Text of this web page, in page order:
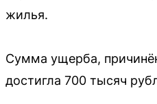
жилья.
Сумма ущерба,
достигла 700 тысяч